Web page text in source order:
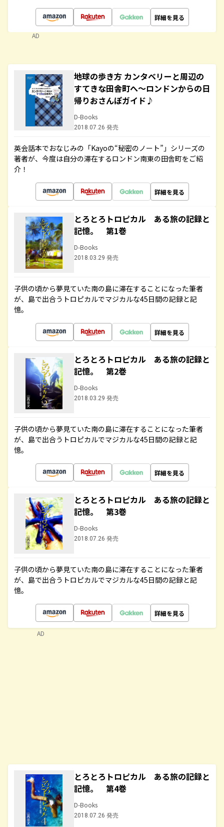
詳細を見る
AD
地球の歩き方 カンタベリーと周辺の
すてきな田舎町へ～ロンドンからの日
帰りおさんぽガイド♪
D-Books
2018.07.26 発売
英会話本でおなじみの「Kayoの“秘密のノート”」シリーズの
著者が、今度は自分の滞在するロンドン南東の田舎町をご紹
介！
詳細を見る
とろとろトロピカル ある旅の記録と
記憶。 第1巻
D-Books
2018.03.29 発売
子供の頃から夢見ていた南の島に滞在することになった筆者
が、島で出合うトロピカルでマジカルな45日間の記録と記
憶。
詳細を見る
とろとろトロピカル ある旅の記録と
記憶。 第2巻
D-Books
2018.03.29 発売
子供の頃から夢見ていた南の島に滞在することになった筆者
が、島で出合うトロピカルでマジカルな45日間の記録と記
憶。
詳細を見る
とろとろトロピカル ある旅の記録と
記憶。 第3巻
D-Books
2018.07.26 発売
子供の頃から夢見ていた南の島に滞在することになった筆者
が、島で出合うトロピカルでマジカルな45日間の記録と記
憶。
詳細を見る
とろとろトロピカル ある旅の記録と
記憶。 第4巻
D-Books
2018.07.26 発売
AD